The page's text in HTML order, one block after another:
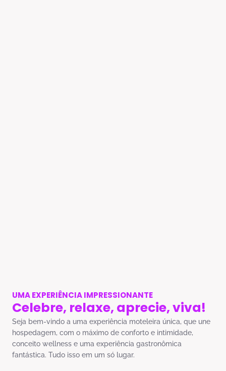
UMA EXPERIÊNCIA IMPRESSIONANTE
Celebre, relaxe, aprecie, viva!
Seja bem-vindo a uma experiência moteleira única, que une
hospedagem, com o máximo de conforto e intimidade,
conceito wellness e uma experiência gastronômica
fantástica. Tudo isso em um só lugar.